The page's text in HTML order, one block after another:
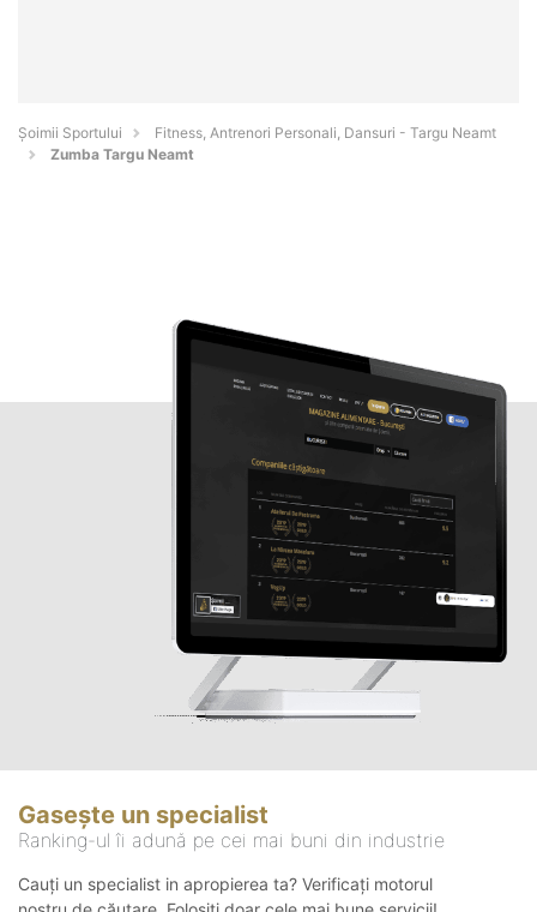
Șoimii Sportului
Fitness, Antrenori Personali, Dansuri - Targu Neamt
Zumba Targu Neamt
Gasește un specialist
Ranking-ul îi adună pe cei mai buni din industrie
Cauți un specialist in apropierea ta? Verificați motorul